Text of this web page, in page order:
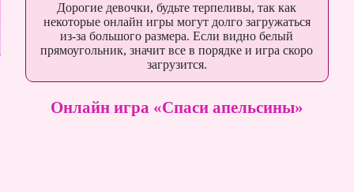
Дорогие девочки, будьте терпеливы, так как
некоторые онлайн игры могут долго загружаться
из-за большого размера. Если видно белый
прямоугольник, значит все в порядке и игра скоро
загрузится.
Онлайн игра «Спаси апельсины»